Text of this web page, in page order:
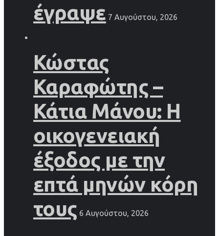
έγραψε 7 Αυγούστου, 2026
Κώστας
Καραφώτης –
Κάτια Μάνου: Η
οικογενειακή
έξοδος με την
επτά μηνών κόρη
τους 6 Αυγούστου, 2026